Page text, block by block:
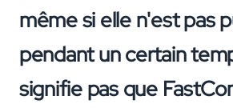
même si elle n'est pas
pendant un certain
signifie pas que